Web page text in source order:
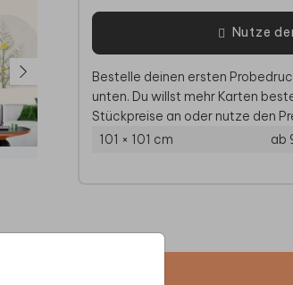
Nutze
Bestelle deinen ersten
unten. Du willst mehr Karten
Stückpreise an oder nutze den
101 × 101 cm
ab